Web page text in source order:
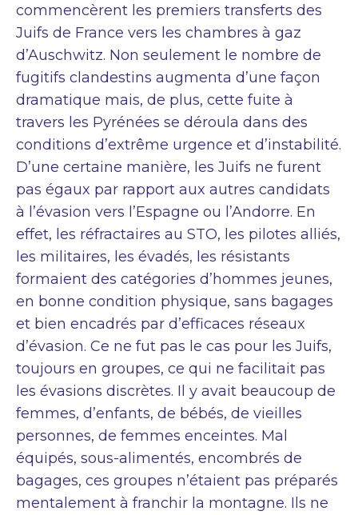
commencèrent les premiers transferts des
Juifs de France vers les chambres à gaz
d’Auschwitz. Non seulement le nombre de
fugitifs clandestins augmenta d’une façon
dramatique mais, de plus, cette fuite à
travers les Pyrénées se déroula dans des
conditions d’extrême urgence et d’instabilité.
D’une certaine manière, les Juifs ne furent
pas égaux par rapport aux autres candidats
à l’évasion vers l’Espagne ou l’Andorre. En
effet, les réfractaires au STO, les pilotes alliés,
les militaires, les évadés, les résistants
formaient des catégories d’hommes jeunes,
en bonne condition physique, sans bagages
et bien encadrés par d’efficaces réseaux
d’évasion. Ce ne fut pas le cas pour les Juifs,
toujours en groupes, ce qui ne facilitait pas
les évasions discrètes. Il y avait beaucoup de
femmes, d’enfants, de bébés, de vieilles
personnes, de femmes enceintes. Mal
équipés, sous-alimentés, encombrés de
bagages, ces groupes n’étaient pas préparés
mentalement à franchir la montagne. Ils ne